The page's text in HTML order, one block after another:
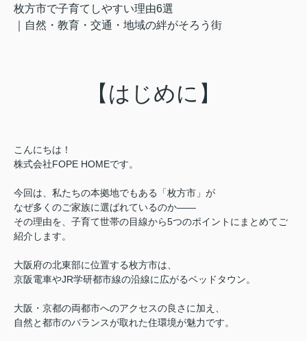
枚方市で子育てしやすい理由6選
｜自然・教育・交通・地域の絆がそろう街
【はじめに】
こんにちは！
株式会社FOPE HOMEです。
今回は、私たちの本拠地でもある「枚方市」が
なぜ多くのご家族に選ばれているのか——
その理由を、子育て世帯の目線から5つのポイントにまとめてご
紹介します。
大阪府の北東部に位置する枚方市は、
京阪電車やJR学研都市線の沿線に広がるベッドタウン。
大阪・京都の両都市へのアクセスの良さに加え、
自然と都市のバランスが取れた住環境が魅力です。